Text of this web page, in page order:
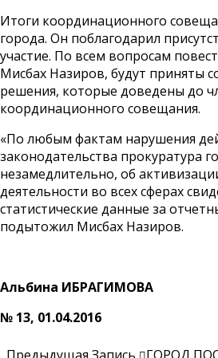
Итоги координационного
города. Он поблагодарил
участие. По всем вопросам
Мисбах Назиров, будут приняты
решения, которые доведены до
координационного совещания.
«По любым фактам нарушения
законодательства прокуратура
незамедлительно, об
деятельности во всех сферах
статистические данные за
подытожил Мисбах Назиров.
Альбина ИБРАГИМОВА
№ 13, 01.04.2016